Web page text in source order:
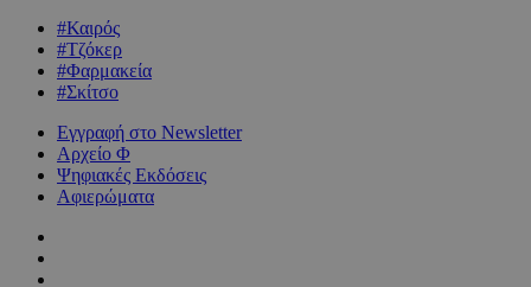
#Καιρός
#Τζόκερ
#Φαρμακεία
#Σκίτσο
Εγγραφή στο Newsletter
Αρχείο Φ
Ψηφιακές Εκδόσεις
Αφιερώματα